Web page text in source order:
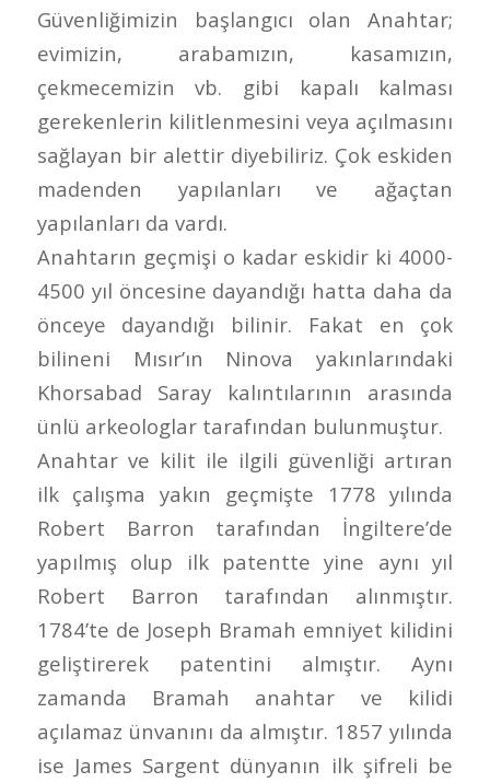
Güvenliğimizin başlangıcı olan Anahtar;
evimizin, arabamızın, kasamızın,
çekmecemizin vb. gibi kapalı kalması
gerekenlerin kilitlenmesini veya açılmasını
sağlayan bir alettir diyebiliriz. Çok eskiden
madenden yapılanları ve ağaçtan
yapılanları da vardı.
Anahtarın geçmişi o kadar eskidir ki 4000-
4500 yıl öncesine dayandığı hatta daha da
önceye dayandığı bilinir. Fakat en çok
bilineni Mısır’ın Ninova yakınlarındaki
Khorsabad Saray kalıntılarının arasında
ünlü arkeologlar tarafından bulunmuştur.
Anahtar ve kilit ile ilgili güvenliği artıran
ilk çalışma yakın geçmişte 1778 yılında
Robert Barron tarafından İngiltere’de
yapılmış olup ilk patentte yine aynı yıl
Robert Barron tarafından alınmıştır.
1784’te de Joseph Bramah emniyet kilidini
geliştirerek patentini almıştır. Aynı
zamanda Bramah anahtar ve kilidi
açılamaz ünvanını da almıştır. 1857 yılında
ise James Sargent dünyanın ilk şifreli be